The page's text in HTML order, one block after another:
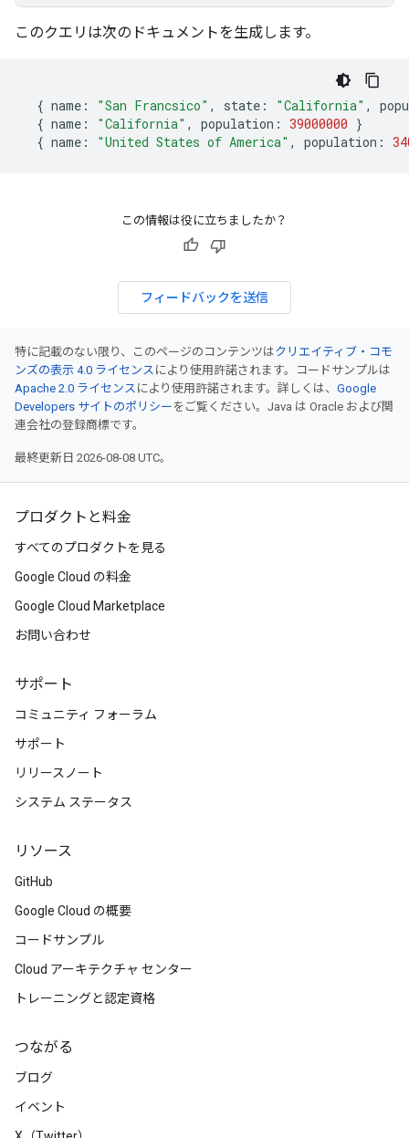
このクエリは次のドキュメントを生成します。
{ name : "San Francsico" , state : "California" ,
{ name : "California" , population : 39000000 }
{ name : "United States of America" , population :
この情報は役に立ちましたか？
フィードバックを送信
特に記載のない限り、このページのコンテンツはクリエイティブ・コモ
ンズの表示 4.0 ライセンス により使用許諾されます。コードサンプルは
Apache 2.0 ライセンス により使用許諾されます。詳しくは、 Google
Developers サイトのポリシー をご覧ください。Java は Oracle および関
連会社の登録商標です。
最終更新日 2026-08-08 UTC。
プロダクトと料金
すべてのプロダクトを見る
Google Cloud の料金
Google Cloud Marketplace
お問い合わせ
サポート
コミュニティ フォーラム
サポート
リリースノート
システム ステータス
リソース
GitHub
Google Cloud の概要
コードサンプル
Cloud アーキテクチャ センター
トレーニングと認定資格
つながる
ブログ
イベント